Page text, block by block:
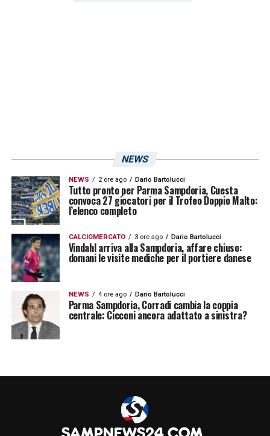
NEWS
NEWS 2 ore ago Dario Bartolucci
Tutto pronto per Parma Sampdoria, Cuesta
convoca 27 giocatori per il Trofeo Doppio Malto:
l’elenco completo
CALCIOMERCATO 3 ore ago Dario Bartolucci
Vindahl arriva alla Sampdoria, affare chiuso:
domani le visite mediche per il portiere danese
NEWS 4 ore ago Dario Bartolucci
Parma Sampdoria, Corradi cambia la coppia
centrale: Cicconi ancora adattato a sinistra?